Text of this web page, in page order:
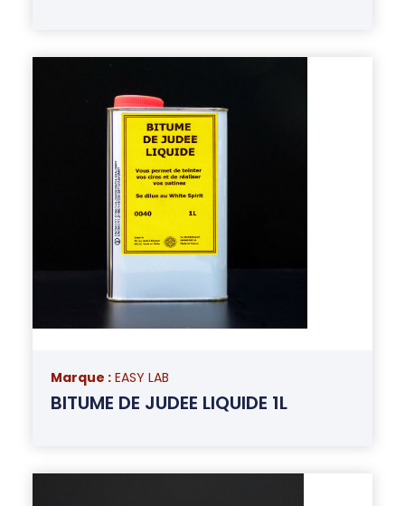
Marque : EASY LAB
BITUME DE JUDEE LIQUIDE 1L